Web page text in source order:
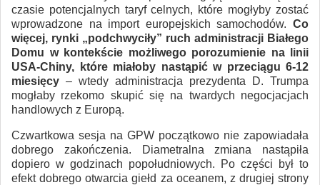
czasie potencjalnych taryf celnych, które mogłyby zostać
wprowadzone na import europejskich samochodów. Co
więcej, rynki „podchwyciły” ruch administracji Białego
Domu w kontekście możliwego porozumienie na linii
USA-Chiny, które miałoby nastąpić w przeciągu 6-12
miesięcy – wtedy administracja prezydenta D. Trumpa
mogłaby rzekomo skupić się na twardych negocjacjach
handlowych z Europą.
Czwartkowa sesja na GPW początkowo nie zapowiadała
dobrego zakończenia. Diametralna zmiana nastąpiła
dopiero w godzinach popołudniowych. Po części był to
efekt dobrego otwarcia giełd za oceanem, z drugiej strony